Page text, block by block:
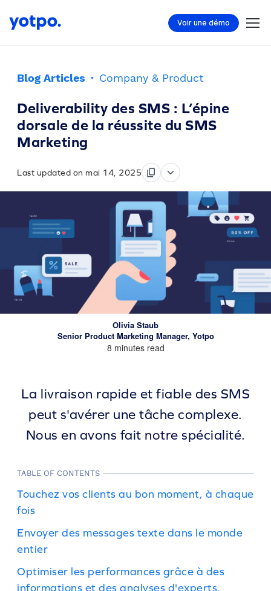
Voir une démo
Blog Articles · Company & Product
Deliverability des SMS : L’épine
dorsale de la réussite du SMS
Marketing
Last updated on mai 14, 2025
Olivia Staub
Senior Product Marketing Manager, Yotpo
8 minutes read
La livraison rapide et fiable des SMS
peut s'avérer une tâche complexe.
Nous en avons fait notre spécialité.
TABLE OF CONTENTS
Touchez vos clients au bon moment, à chaque
fois
Envoyer des messages texte dans le monde
entier
Optimiser les performances grâce à des
informations et des analyses d'experts.